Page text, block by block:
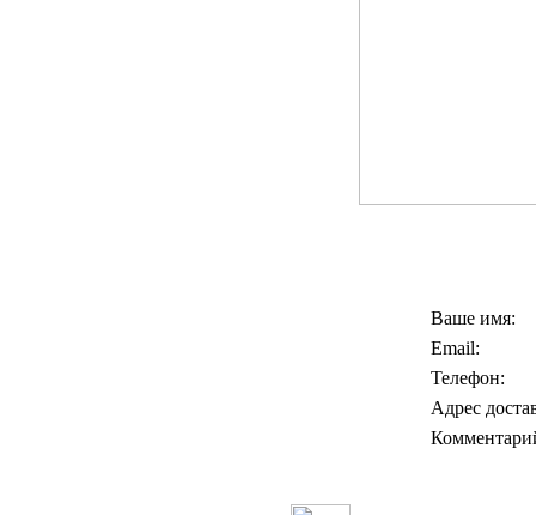
Ваше имя:
Email:
Телефон:
Адрес